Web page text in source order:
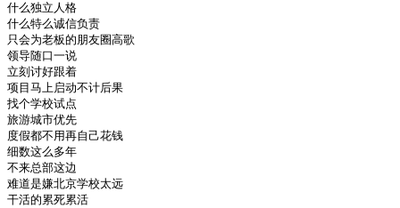
什么独立人格
什么特么诚信负责
只会为老板的朋友圈高歌
领导随口一说
立刻讨好跟着
项目马上启动不计后果
找个学校试点
旅游城市优先
度假都不用再自己花钱
细数这么多年
不来总部这边
难道是嫌北京学校太远
干活的累死累活